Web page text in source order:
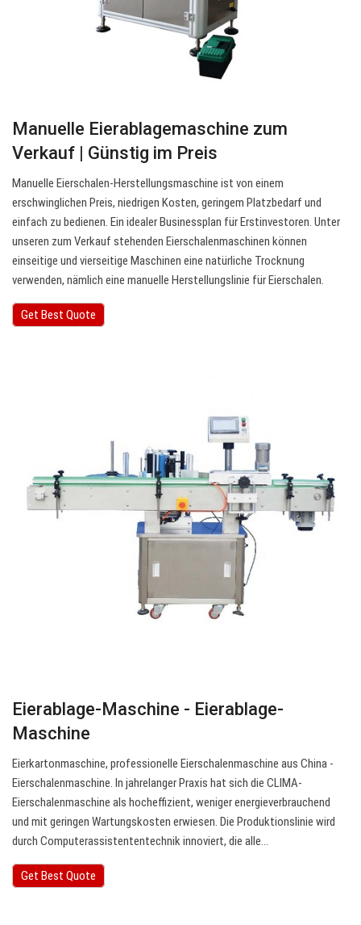
Manuelle Eierablagemaschine zum
Verkauf | Günstig im Preis
Manuelle Eierschalen-Herstellungsmaschine ist von einem
erschwinglichen Preis, niedrigen Kosten, geringem Platzbedarf und
einfach zu bedienen. Ein idealer Businessplan für Erstinvestoren. Unter
unseren zum Verkauf stehenden Eierschalenmaschinen können
einseitige und vierseitige Maschinen eine natürliche Trocknung
verwenden, nämlich eine manuelle Herstellungslinie für Eierschalen.
Get Best Quote
Eierablage-Maschine - Eierablage-
Maschine
Eierkartonmaschine, professionelle Eierschalenmaschine aus China -
Eierschalenmaschine. In jahrelanger Praxis hat sich die CLIMA-
Eierschalenmaschine als hocheffizient, weniger energieverbrauchend
und mit geringen Wartungskosten erwiesen. Die Produktionslinie wird
durch Computerassistententechnik innoviert, die alle…
Get Best Quote